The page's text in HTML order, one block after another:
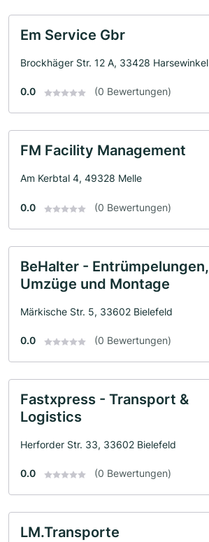
Em Service Gbr
Brockhäger Str. 12 A, 33428 Harsewinkel
0.0 (0 Bewertungen)
FM Facility Management
Am Kerbtal 4, 49328 Melle
0.0 (0 Bewertungen)
BeHalter - Entrümpelungen,
Umzüge und Montage
Märkische Str. 5, 33602 Bielefeld
0.0 (0 Bewertungen)
Fastxpress - Transport &
Logistics
Herforder Str. 33, 33602 Bielefeld
0.0 (0 Bewertungen)
LM.Transporte